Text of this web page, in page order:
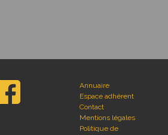
Annuaire
Espace adhérent
Contact
Mentions légales
Politique de